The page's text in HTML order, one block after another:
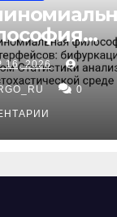
в
16, 2026
0